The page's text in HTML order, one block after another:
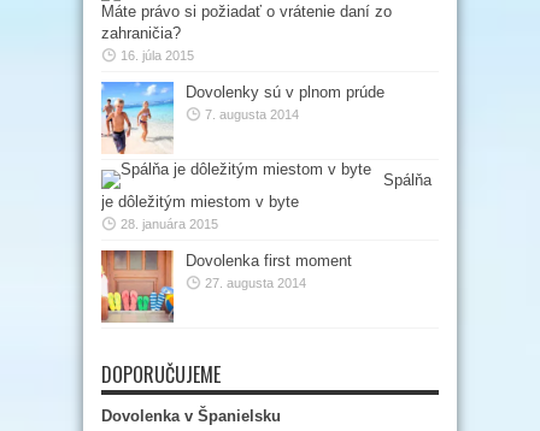
Máte právo si požiadať o vrátenie daní zo
zahraničia?
16. júla 2015
Dovolenky sú v plnom prúde
7. augusta 2014
Spálňa
je dôležitým miestom v byte
28. januára 2015
Dovolenka first moment
27. augusta 2014
DOPORUČUJEME
Dovolenka v Španielsku